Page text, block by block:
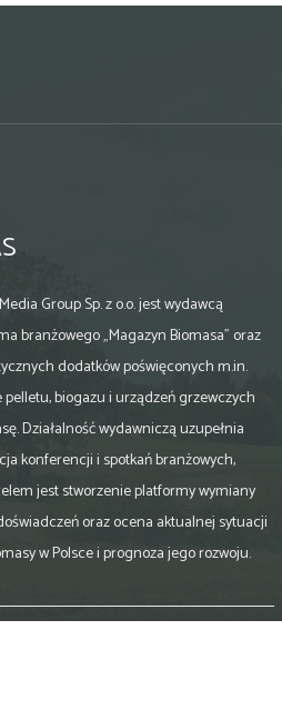
Group Sp. z o.o. jest wydawcą
branżowego „Magazyn Biomasa” oraz
dodatków poświęconych m.in.
biogazu i urządzeń grzewczych
Działalność wydawniczą uzupełnia
konferencji i spotkań branżowych,
jest stworzenie platformy wymiany
oraz ocena aktualnej sytuacji
w Polsce i prognoza jego rozwoju.